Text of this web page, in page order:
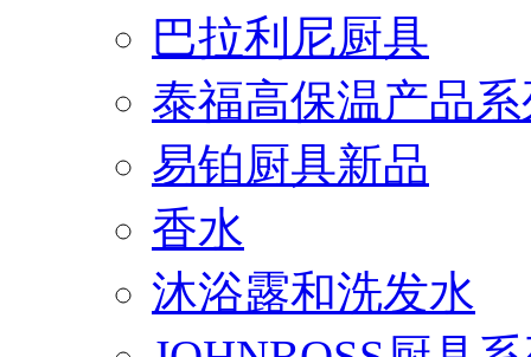
巴拉利尼厨具
泰福高保温产品
易铂厨具新品
香水
沐浴露和洗发水